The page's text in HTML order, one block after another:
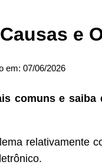
e
em: 07/06/2026
comuns e
relativamente